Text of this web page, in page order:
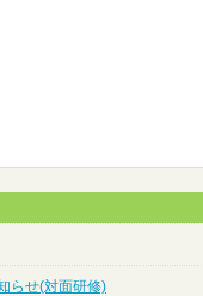
らせ(対面研修)